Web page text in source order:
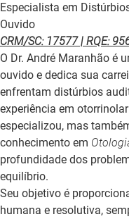
Especialista em
Ouvido
CRM/SC: 17577 | RQE:
O Dr. André Maranhão é
ouvido e dedica sua
enfrentam distúrbios
experiência em
especializou, mas
conhecimento em
profundidade dos
equilíbrio.
Seu objetivo é
humana e resolutiva,